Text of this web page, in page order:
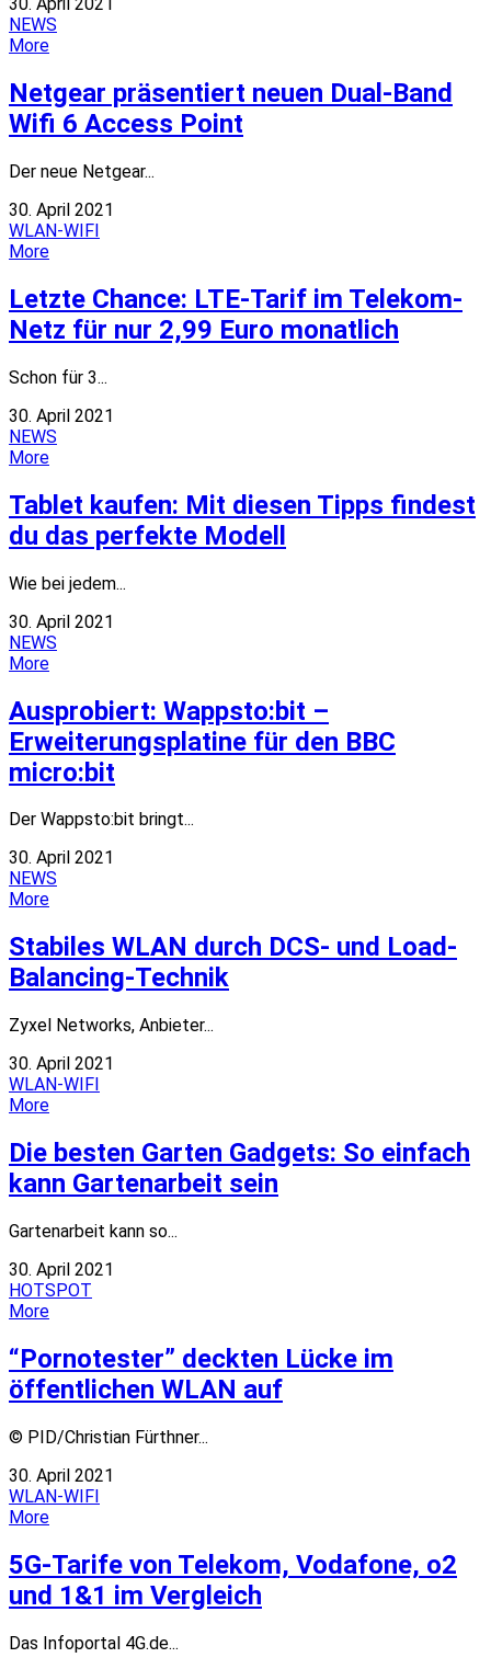
NEWS
More
Netgear präsentiert neuen Dual-Band
Wifi 6 Access Point
Der neue Netgear...
30. April 2021
WLAN-WIFI
More
Letzte Chance: LTE-Tarif im Telekom-
Netz für nur 2,99 Euro monatlich
Schon für 3...
30. April 2021
NEWS
More
Tablet kaufen: Mit diesen Tipps findest
du das perfekte Modell
Wie bei jedem...
30. April 2021
NEWS
More
Ausprobiert: Wappsto:bit –
Erweiterungsplatine für den BBC
micro:bit
Der Wappsto:bit bringt...
30. April 2021
NEWS
More
Stabiles WLAN durch DCS- und Load-
Balancing-Technik
Zyxel Networks, Anbieter...
30. April 2021
WLAN-WIFI
More
Die besten Garten Gadgets: So einfach
kann Gartenarbeit sein
Gartenarbeit kann so...
30. April 2021
HOTSPOT
More
“Pornotester” deckten Lücke im
öffentlichen WLAN auf
© PID/Christian Fürthner...
30. April 2021
WLAN-WIFI
More
5G-Tarife von Telekom, Vodafone, o2
und 1&1 im Vergleich
Das Infoportal 4G.de...